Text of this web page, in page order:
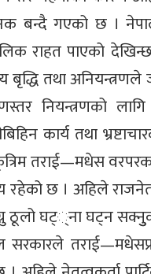
बन्दै गएको छ ।
राहत पाएको
बृद्धि तथा
नियन्त्रणको लागि
कार्य तथा
तराई—मधेस
रहेको छ । अहिले
ठूलो घट््ना घट्न